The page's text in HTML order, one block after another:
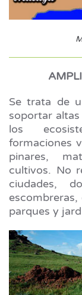
Se trata de
soportar
los
formaciones
pinares,
cultivos. No
ciudades,
escombreras,
parques y